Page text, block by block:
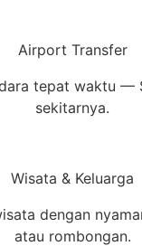
Airport Transfer
tepat waktu —
sekitarnya.
Wisata & Keluarga
dengan
atau rombongan.